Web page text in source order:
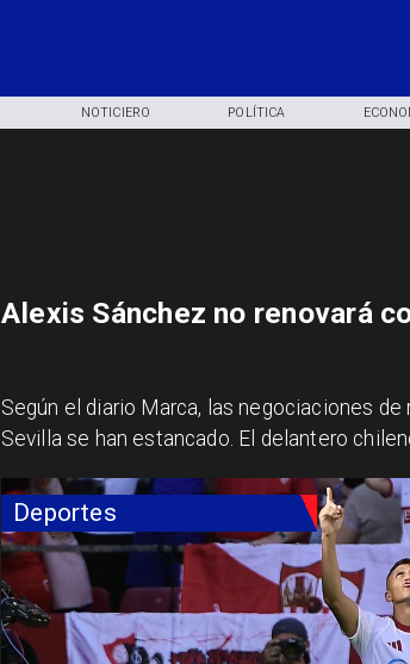
NOTICIERO POLÍTICA
Deportes
Alexis Sánchez no renovará
Según el diario Marca, las negociaciones
Sevilla se han estancado. El delantero